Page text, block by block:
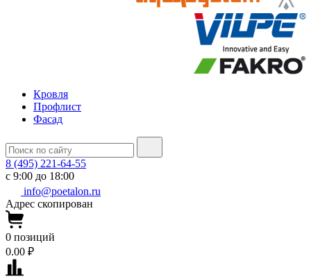
Кровля
Профлист
Фасад
8 (495) 221-64-55
с 9:00 до 18:00
info@poetalon.ru
Адрес скопирован
0 позиций
0.00 ₽